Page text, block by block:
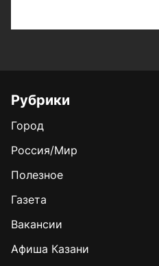
Рубрики
Город
Россия/Мир
Полезное
Газета
Вакансии
Афиша Казани